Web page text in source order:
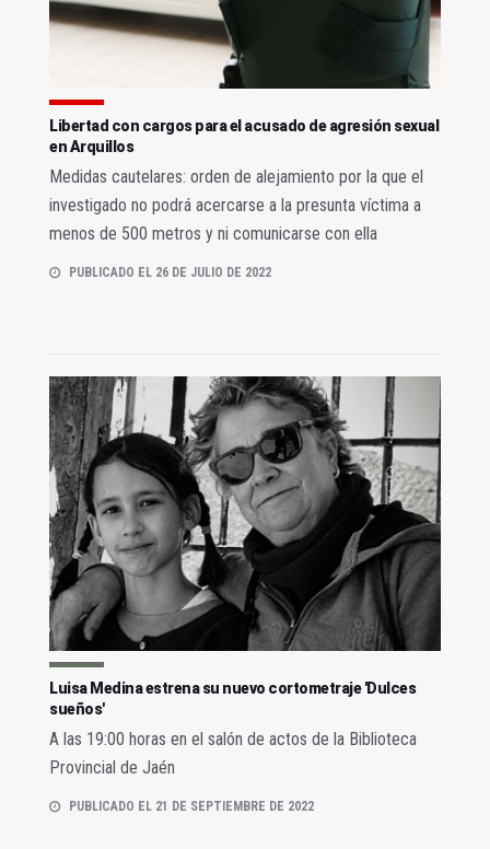
Libertad con cargos para el acusado de agresión sexual
en Arquillos
Medidas cautelares: orden de alejamiento por la que el
investigado no podrá acercarse a la presunta víctima a
menos de 500 metros y ni comunicarse con ella
PUBLICADO EL 26 DE JULIO DE 2022
Luisa Medina estrena su nuevo cortometraje 'Dulces
sueños'
A las 19:00 horas en el salón de actos de la Biblioteca
Provincial de Jaén
PUBLICADO EL 21 DE SEPTIEMBRE DE 2022